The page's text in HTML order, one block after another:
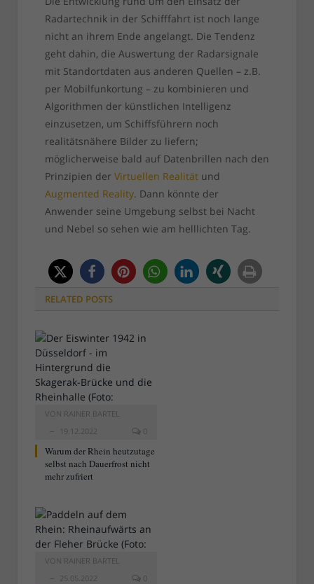
Radartechnik in der Schifffahrt ist noch lange
nicht an ihrem Ende angelangt. Die Tendenz
geht dahin, die Auswertung der Radarsignale
mit Standortdaten aus anderen Quellen – z.B.
per Mobilfunkortung – zu kombinieren und
Algorithmen der künstlichen Intelligenz
einzusetzen, um Schiffsführern noch
realitätsnähere Bilder zu liefern;
möglicherweise bald auf Datenbrillen nach den
Prinzipien der Virtuellen Realitätund
Augmented Reality. Dann könnte der
Anwender seine Umgebung selbst bei Nacht
und Nebel so sehen wie am helllichten Tag.
RELATED POSTS
VON RAINER BARTEL
19.12.2022
0
Warum der Rhein heutzutage
selbst nach Dauerfrost nicht
mehr zufriert
VON RAINER BARTEL
25.05.2022
0